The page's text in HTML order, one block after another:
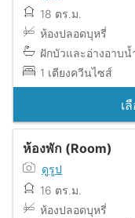
18 ตร.ม.
ห้องปลอดบุหรี่
ฝักบัวและอ่างอาบน้
1 เตียงควีนไซส์
เ
ห้องพัก (Room)
ดูรูป
16 ตร.ม.
ห้องปลอดบุหรี่